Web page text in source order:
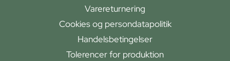
Varereturnering
Cookies og persondatapolitik
Handelsbetingelser
Tolerencer for produktion